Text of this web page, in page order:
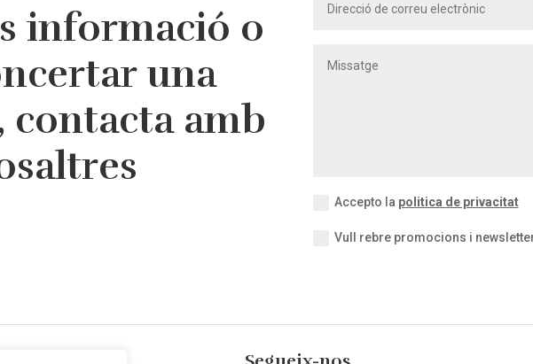
informació o
una
contacta amb
Accepto la politica de privacitat
Vull rebre promocions i